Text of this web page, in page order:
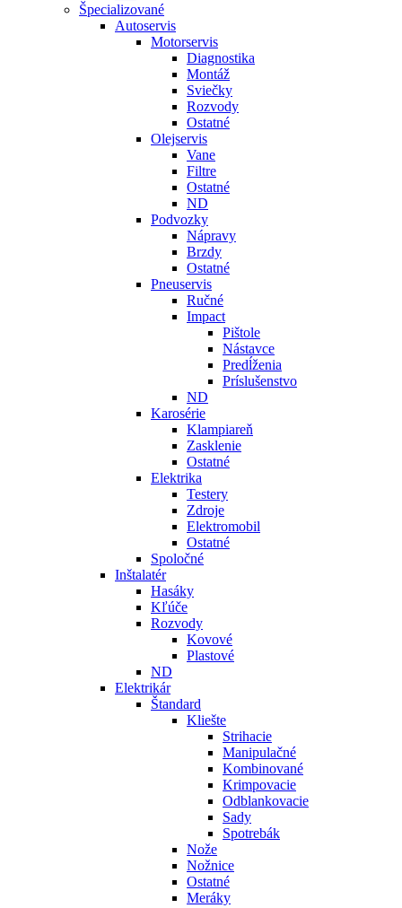
Špecializované
Autoservis
Motorservis
Diagnostika
Montáž
Sviečky
Rozvody
Ostatné
Olejservis
Vane
Filtre
Ostatné
ND
Podvozky
Nápravy
Brzdy
Ostatné
Pneuservis
Ručné
Impact
Pištole
Nástavce
Predĺženia
Príslušenstvo
ND
Karosérie
Klampiareň
Zasklenie
Ostatné
Elektrika
Testery
Zdroje
Elektromobil
Ostatné
Spoločné
Inštalatér
Hasáky
Kľúče
Rozvody
Kovové
Plastové
ND
Elektrikár
Štandard
Kliešte
Strihacie
Manipulačné
Kombinované
Krimpovacie
Odblankovacie
Sady
Spotrebák
Nože
Nožnice
Ostatné
Meráky